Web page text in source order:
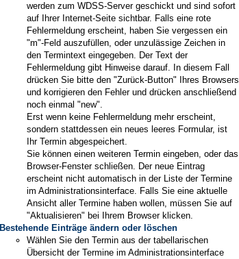
werden zum WDSS-Server geschickt und sind sofort
auf Ihrer Internet-Seite sichtbar. Falls eine rote
Fehlermeldung erscheint, haben Sie vergessen ein
"m"-Feld auszufüllen, oder unzulässige Zeichen in
den Termintext eingegeben. Der Text der
Fehlermeldung gibt Hinweise darauf. In diesem Fall
drücken Sie bitte den "Zurück-Button" Ihres Browsers
und korrigieren den Fehler und drücken anschließend
noch einmal "new".
Erst wenn keine Fehlermeldung mehr erscheint,
sondern stattdessen ein neues leeres Formular, ist
Ihr Termin abgespeichert.
Sie können einen weiteren Termin eingeben, oder das
Browser-Fenster schließen. Der neue Eintrag
erscheint nicht automatisch in der Liste der Termine
im Administrationsinterface. Falls Sie eine aktuelle
Ansicht aller Termine haben wollen, müssen Sie auf
"Aktualisieren" bei Ihrem Browser klicken.
Bestehende Einträge ändern oder löschen
Wählen Sie den Termin aus der tabellarischen
Übersicht der Termine im Administrationsinterface